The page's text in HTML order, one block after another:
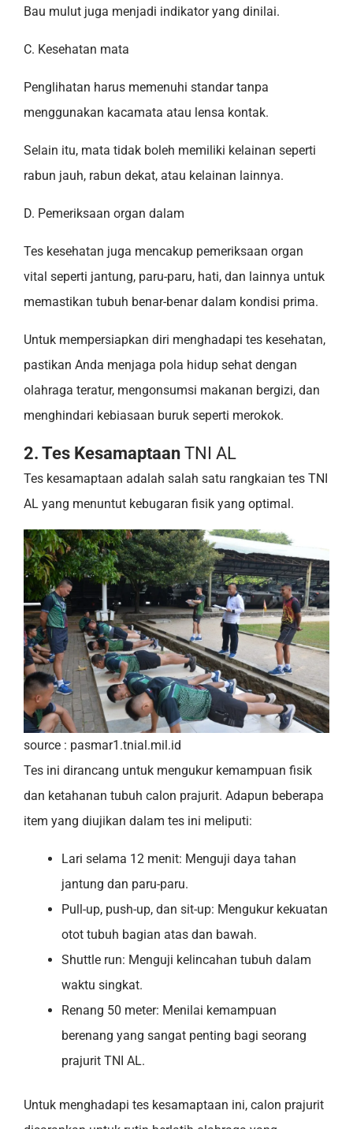
Bau mulut juga menjadi indikator yang dinilai.
C. Kesehatan mata
Penglihatan harus memenuhi standar tanpa
menggunakan kacamata atau lensa kontak.
Selain itu, mata tidak boleh memiliki kelainan seperti
rabun jauh, rabun dekat, atau kelainan lainnya.
D. Pemeriksaan organ dalam
Tes kesehatan juga mencakup pemeriksaan organ
vital seperti jantung, paru-paru, hati, dan lainnya untuk
memastikan tubuh benar-benar dalam kondisi prima.
Untuk mempersiapkan diri menghadapi tes kesehatan,
pastikan Anda menjaga pola hidup sehat dengan
olahraga teratur, mengonsumsi makanan bergizi, dan
menghindari kebiasaan buruk seperti merokok.
2. Tes Kesamaptaan TNI AL
Tes kesamaptaan adalah salah satu rangkaian tes TNI
AL yang menuntut kebugaran fisik yang optimal.
source : pasmar1.tnial.mil.id
Tes ini dirancang untuk mengukur kemampuan fisik
dan ketahanan tubuh calon prajurit. Adapun beberapa
item yang diujikan dalam tes ini meliputi:
Lari selama 12 menit: Menguji daya tahan
jantung dan paru-paru.
Pull-up, push-up, dan sit-up: Mengukur kekuatan
otot tubuh bagian atas dan bawah.
Shuttle run: Menguji kelincahan tubuh dalam
waktu singkat.
Renang 50 meter: Menilai kemampuan
berenang yang sangat penting bagi seorang
prajurit TNI AL.
Untuk menghadapi tes kesamaptaan ini, calon prajurit